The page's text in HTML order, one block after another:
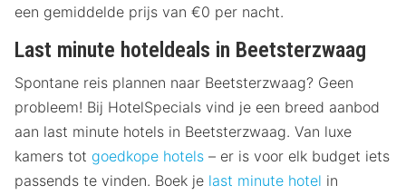
een gemiddelde prijs van €0 per nacht.
Last minute hoteldeals in Beetsterzwaag
Spontane reis plannen naar Beetsterzwaag? Geen
probleem! Bij HotelSpecials vind je een breed aanbod
aan last minute hotels in Beetsterzwaag. Van luxe
kamers tot goedkope hotels – er is voor elk budget iets
passends te vinden. Boek je last minute hotel in